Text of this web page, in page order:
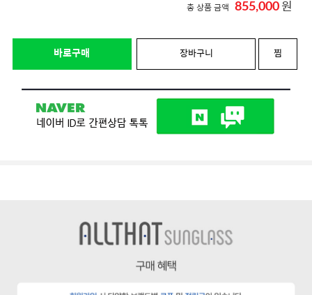
총 상품 금액 855,000 원
바로구매 장바구니 찜